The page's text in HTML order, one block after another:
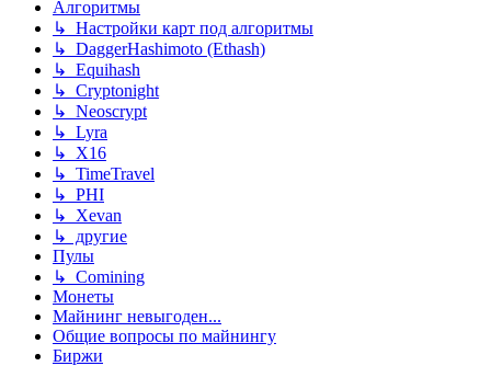
Алгоритмы
↳ Настройки карт под алгоритмы
↳ DaggerHashimoto (Ethash)
↳ Equihash
↳ Cryptonight
↳ Neoscrypt
↳ Lyra
↳ X16
↳ TimeTravel
↳ PHI
↳ Xevan
↳ другие
Пулы
↳ Comining
Монеты
Майнинг невыгоден...
Общие вопросы по майнингу
Биржи